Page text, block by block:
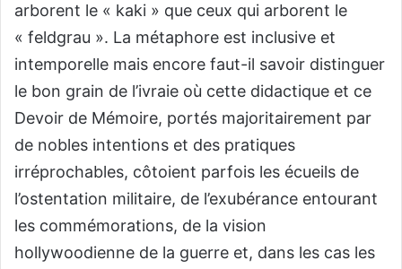
arborent le « kaki » que ceux qui arborent le
« feldgrau ». La métaphore est inclusive et
intemporelle mais encore faut-il savoir distinguer
le bon grain de l’ivraie où cette didactique et ce
Devoir de Mémoire, portés majoritairement par
de nobles intentions et des pratiques
irréprochables, côtoient parfois les écueils de
l’ostentation militaire, de l’exubérance entourant
les commémorations, de la vision
hollywoodienne de la guerre et, dans les cas les